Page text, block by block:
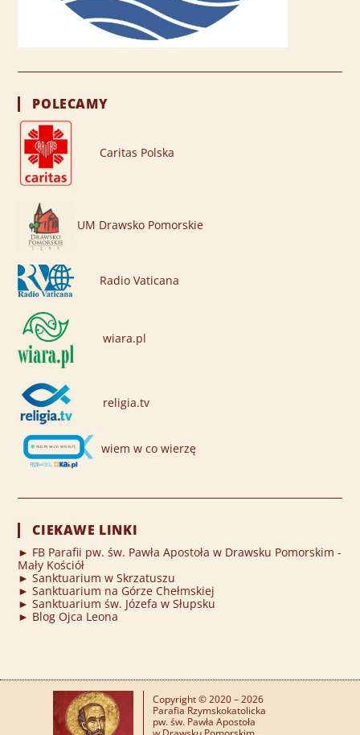
POLECAMY
Caritas Polska
UM Drawsko Pomorskie
Radio Vaticana
wiara.pl
religia.tv
wiem w co wierzę
CIEKAWE LINKI
► FB Parafii pw. św. Pawła Apostoła w Drawsku Pomorskim -
Mały Kościół
► Sanktuarium w Skrzatuszu
► Sanktuarium na Górze Chełmskiej
► Sanktuarium św. Józefa w Słupsku
► Blog Ojca Leona
Copyright © 2020 – 2026
Parafia Rzymskokatolicka
pw. św. Pawła Apostoła